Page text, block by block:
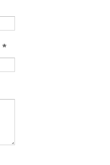
*